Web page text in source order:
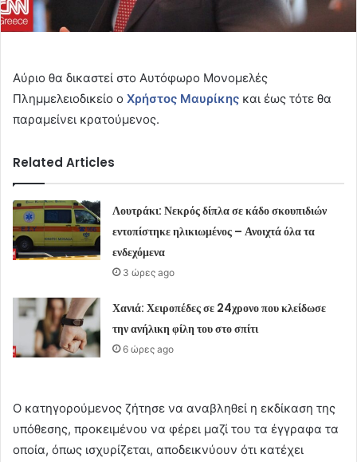
Αύριο θα δικαστεί στο Αυτόφωρο Μονομελές
Πλημμελειοδικείο ο Χρήστος Μαυρίκης και έως τότε θα
παραμείνει κρατούμενος.
Related Articles
Λουτράκι: Νεκρός δίπλα σε κάδο σκουπιδιών
εντοπίστηκε ηλικιωμένος – Ανοιχτά όλα τα
ενδεχόμενα
3 ώρες ago
Χανιά: Χειροπέδες σε 24χρονο που κλείδωσε
την ανήλικη φίλη του στο σπίτι
6 ώρες ago
Ο κατηγορούμενος ζήτησε να αναβληθεί η εκδίκαση της
υπόθεσης, προκειμένου να φέρει μαζί του τα έγγραφα τα
οποία, όπως ισχυρίζεται, αποδεικνύουν ότι κατέχει